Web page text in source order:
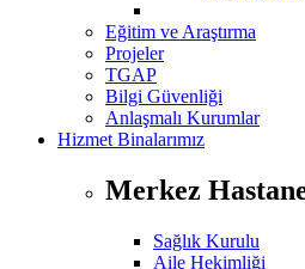
Eğitim ve Araştırma
Projeler
TGAP
Bilgi Güvenliği
Anlaşmalı Kurumlar
Hizmet Binalarımız
Merkez
Sağlık Kurulu
Aile Hekimliği